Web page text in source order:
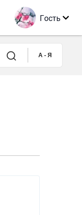
Гость
A - Я